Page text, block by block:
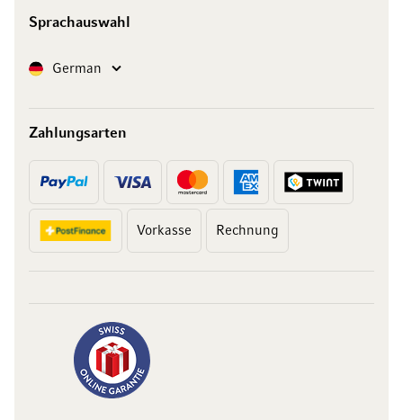
Sprachauswahl
SpracheGerman
Zahlungsarten
Vorkasse Rechnung
10 Franken
auf Ihren Einkauf
Abonnieren Sie unseren Newsletter und erhalten Sie exklusive